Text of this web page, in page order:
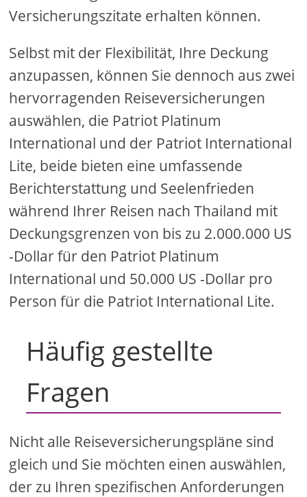
Versicherungszitate erhalten können.
Selbst mit der Flexibilität, Ihre Deckung
anzupassen, können Sie dennoch aus zwei
hervorragenden Reiseversicherungen
auswählen, die Patriot Platinum
International und der Patriot International
Lite, beide bieten eine umfassende
Berichterstattung und Seelenfrieden
während Ihrer Reisen nach Thailand mit
Deckungsgrenzen von bis zu 2.000.000 US
-Dollar für den Patriot Platinum
International und 50.000 US -Dollar pro
Person für die Patriot International Lite.
Häufig gestellte
Fragen
Nicht alle Reiseversicherungspläne sind
gleich und Sie möchten einen auswählen,
der zu Ihren spezifischen Anforderungen